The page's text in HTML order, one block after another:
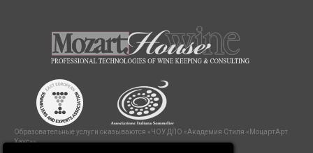
Образовательные услуги оказываются «ЧОУ ДПО «Академия Стиля «МоцартАрт
Хаус»»,